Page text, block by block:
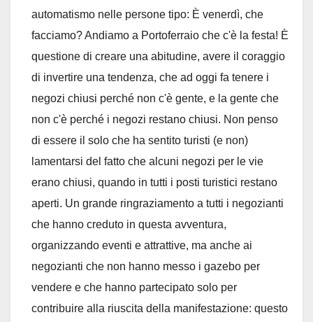
automatismo nelle persone tipo: È venerdì, che
facciamo? Andiamo a Portoferraio che c'è la festa! È
questione di creare una abitudine, avere il coraggio
di invertire una tendenza, che ad oggi fa tenere i
negozi chiusi perché non c'è gente, e la gente che
non c'è perché i negozi restano chiusi. Non penso
di essere il solo che ha sentito turisti (e non)
lamentarsi del fatto che alcuni negozi per le vie
erano chiusi, quando in tutti i posti turistici restano
aperti. Un grande ringraziamento a tutti i negozianti
che hanno creduto in questa avventura,
organizzando eventi e attrattive, ma anche ai
negozianti che non hanno messo i gazebo per
vendere e che hanno partecipato solo per
contribuire alla riuscita della manifestazione: questo